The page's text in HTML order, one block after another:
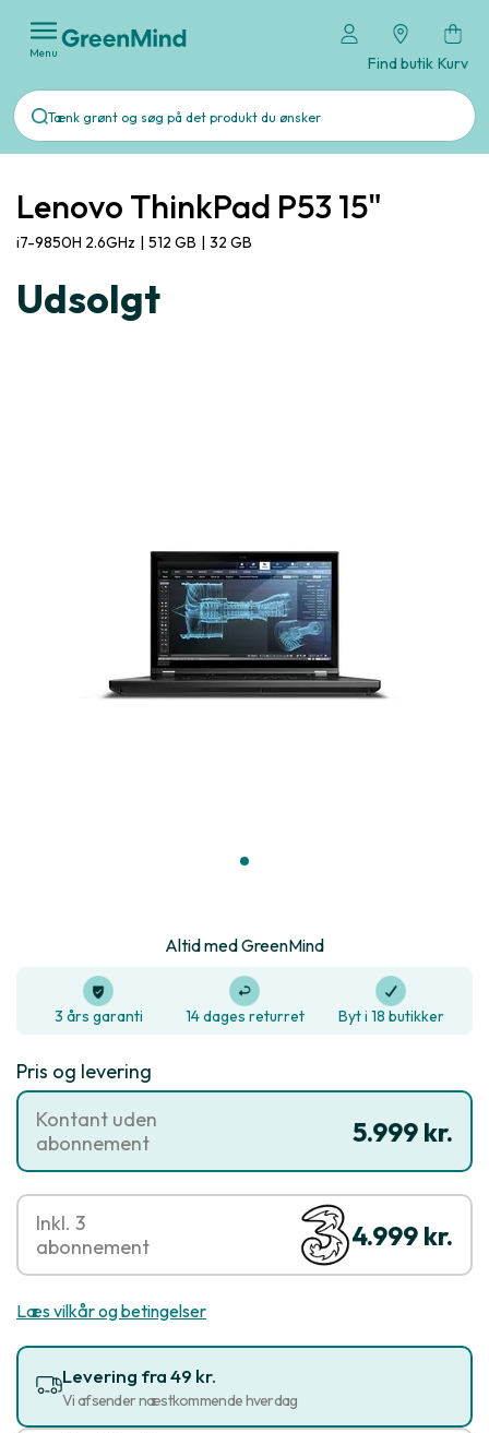
Menu
Find butik Kurv
Lenovo ThinkPad P53 15"
i7-9850H 2.6GHz | 512 GB | 32 GB
Udsolgt
Altid med GreenMind
3 års garanti 14 dages returret Byt i 18 butikker
Pris og levering
5.999 kr.
Kontant uden
abonnement
4.999 kr.
Inkl. 3
abonnement
Læs vilkår og betingelser
Levering fra 49 kr.
Vi afsender næstkommende hverdag